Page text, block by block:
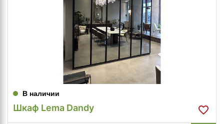
В наличии
Шкаф Lema Dandy